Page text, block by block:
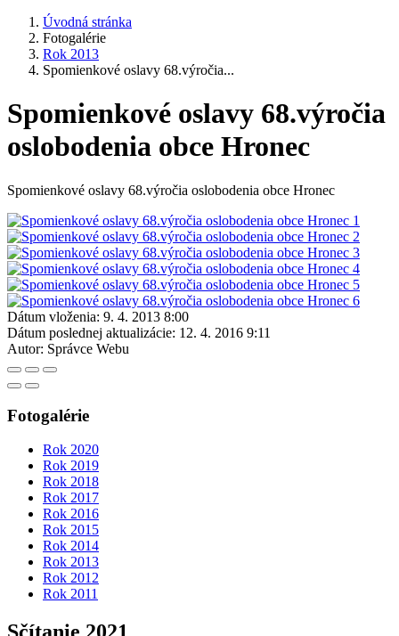
Úvodná stránka
Fotogalérie
Rok 2013
Spomienkové oslavy 68.výročia...
Spomienkové oslavy 68.výročia
oslobodenia obce Hronec
Spomienkové oslavy 68.výročia oslobodenia obce Hronec
Dátum vloženia: 9. 4. 2013 8:00
Dátum poslednej aktualizácie: 12. 4. 2016 9:11
Autor: Správce Webu
Fotogalérie
Rok 2020
Rok 2019
Rok 2018
Rok 2017
Rok 2016
Rok 2015
Rok 2014
Rok 2013
Rok 2012
Rok 2011